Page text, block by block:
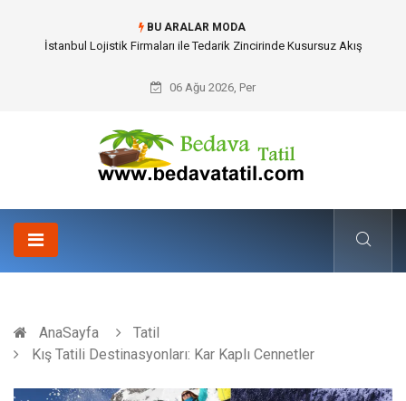
BU ARALAR MODA
Dalaman Bozburun Transfer: Seyahat Prestijinde Ve Zaman Yönetiminde
06 Ağu 2026, Per
AnaSayfa
Tatil
Kış Tatili Destinasyonları: Kar Kaplı Cennetler